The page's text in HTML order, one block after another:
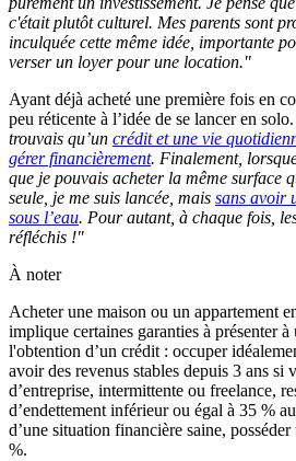
c'était plutôt culturel. Mes parents sont
inculquée cette même idée, importante
verser un loyer pour une location."
Ayant déjà acheté une première fois en
peu réticente à l’idée de se lancer en solo.
trouvais qu’un crédit et une vie
gérer financièrement. Finalement,
que je pouvais acheter la même surface
seule, je me suis lancée, mais sans avoir
sous l’eau. Pour autant, à chaque fois,
réfléchis !"
À noter
Acheter une maison ou un appartement
implique certaines garanties à présenter
l'obtention d’un crédit : occuper
avoir des revenus stables depuis 3 ans si
d’entreprise, intermittente ou freelance,
d’endettement inférieur ou égal à 35 %
d’une situation financière saine,
%.